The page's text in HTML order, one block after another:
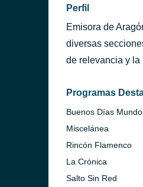
Perfil
Emisora de
diversas
de relevancia y la
Programas
Buenos Días Mundo
Miscelánea
Rincón Flamenco
La Crónica
Salto Sin Red